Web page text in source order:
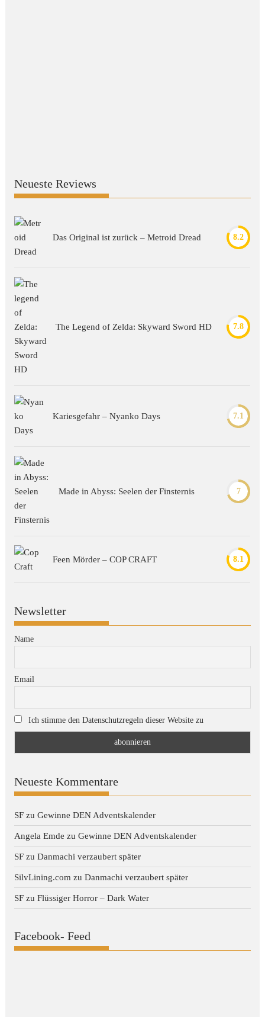
Neueste Reviews
Das Original ist zurück – Metroid Dread 8.2
The Legend of Zelda: Skyward Sword HD 7.8
Kariesgefahr – Nyanko Days 7.1
Made in Abyss: Seelen der Finsternis 7
Feen Mörder – COP CRAFT 8.1
Newsletter
Name
Email
Ich stimme den Datenschutzregeln dieser Website zu
Neueste Kommentare
SF zuGewinne DEN Adventskalender
Angela Emde zuGewinne DEN Adventskalender
SF zuDanmachi verzaubert später
SilvLining.com zuDanmachi verzaubert später
SF zuFlüssiger Horror – Dark Water
Facebook- Feed